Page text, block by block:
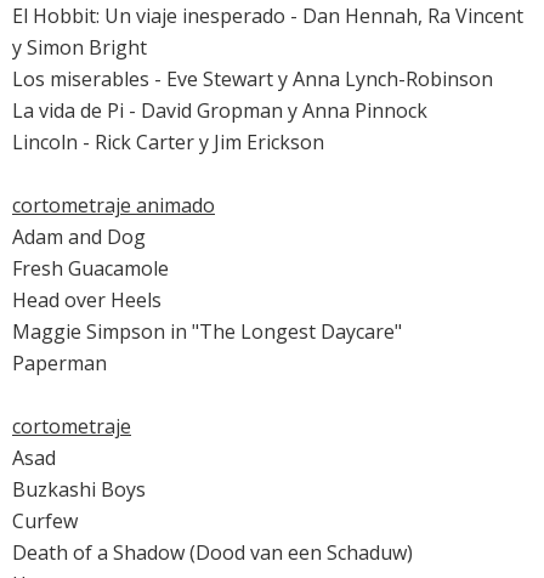
El Hobbit: Un viaje inesperado - Dan Hennah, Ra Vincent
y Simon Bright
Los miserables - Eve Stewart y Anna Lynch-Robinson
La vida de Pi - David Gropman y Anna Pinnock
Lincoln - Rick Carter y Jim Erickson
cortometraje animado
Adam and Dog
Fresh Guacamole
Head over Heels
Maggie Simpson in "The Longest Daycare"
Paperman
cortometraje
Asad
Buzkashi Boys
Curfew
Death of a Shadow (Dood van een Schaduw)